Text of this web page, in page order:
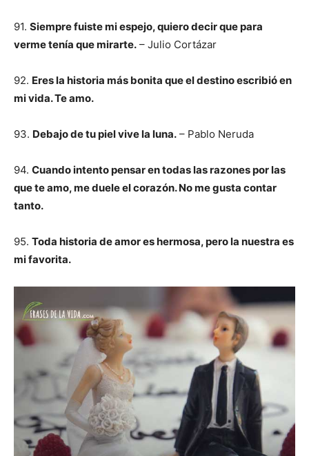
91. Siempre fuiste mi espejo, quiero decir que para
verme tenía que mirarte. – Julio Cortázar
92. Eres la historia más bonita que el destino escribió en
mi vida. Te amo.
93. Debajo de tu piel vive la luna. – Pablo Neruda
94. Cuando intento pensar en todas las razones por las
que te amo, me duele el corazón. No me gusta contar
tanto.
95. Toda historia de amor es hermosa, pero la nuestra es
mi favorita.